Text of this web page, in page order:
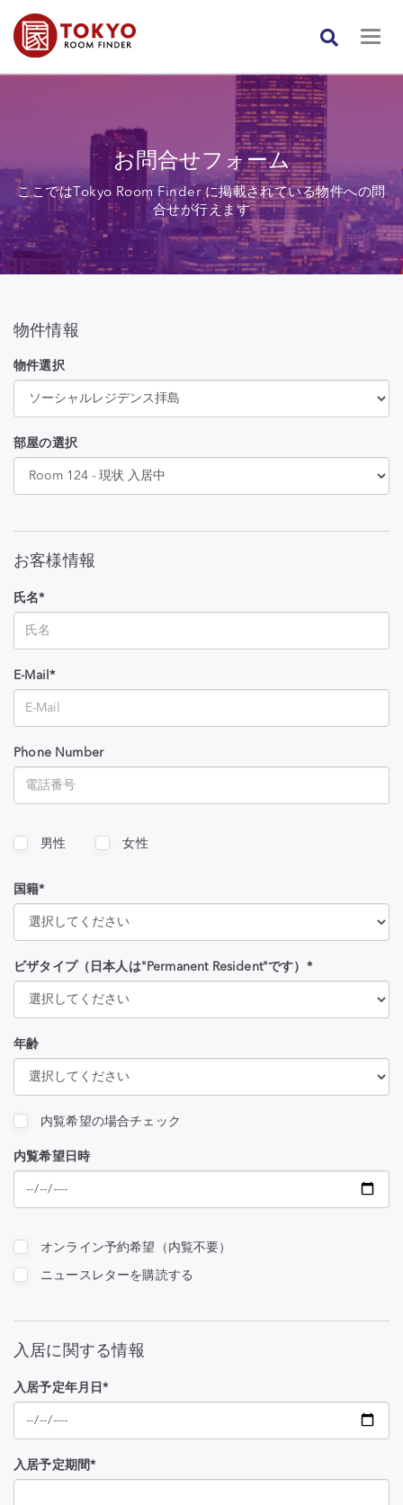
お問合せフォーム
ここではTokyo Room Finder に掲載されている物件への問
合せが行えます
物件情報
物件選択
部屋の選択
お客様情報
氏名*
E-Mail*
Phone Number
男性 女性
国籍*
ビザタイプ（日本人は"Permanent Resident"です）*
年齢
内覧希望の場合チェック
内覧希望日時
オンライン予約希望（内覧不要）
ニュースレターを購読する
入居に関する情報
入居予定年月日*
入居予定期間*